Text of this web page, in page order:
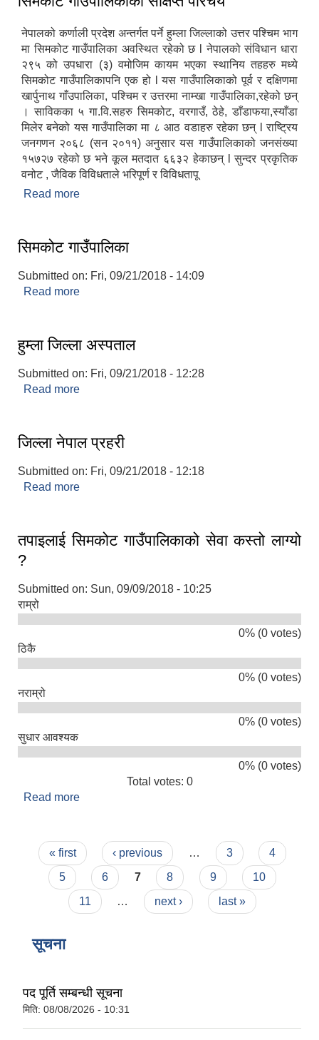
नेपालको कर्णाली प्रदेश अन्तर्गत पर्ने हुम्ला जिल्लाको उत्तर पश्‍चिम भाग
मा सिमकोट गाउँपालिका अवस्थित रहेको छ l नेपालको संविधान धारा
२९५ को उपधारा (३) वमोजिम कायम भएका स्थानिय तहहरु मध्ये
सिमकोट गाउँपालिकापनि एक हो l यस गाउँपालिकाको पूर्व र दक्षिणमा
खार्पुनाथ गाँउपालिका, पश्‍चिम र उत्तरमा नाम्खा गाउँपालिका,रहेको छन्
। साविकका ५ गा.वि.सहरु सिमकोट, वरगाउँ, ठेहे, डाँडाफया,स्याँडा
मिलेर बनेको यस गाउँपालिका मा ८ आठ वडाहरु रहेका छन् l राष्ट्रिय
जनगणन २०६८ (सन २०११) अनुसार यस गाउँपालिकाको जनसंख्या
१५७२७ रहेको छ भने कूल मतदात ६६३२ हेकाछन् l सुन्दर प्रकृतिक
वनोट , जैविक विविधताले भरिपूर्ण र विविधतापू
Read more
सिमकोट गाउँपालिका
Submitted on: Fri, 09/21/2018 - 14:09
Read more
हुम्ला जिल्ला अस्पताल
Submitted on: Fri, 09/21/2018 - 12:28
Read more
जिल्ला नेपाल प्रहरी
Submitted on: Fri, 09/21/2018 - 12:18
Read more
तपाइलाई सिमकोट गाउँपालिकाको सेवा कस्तो लाग्यो
?
Submitted on: Sun, 09/09/2018 - 10:25
राम्रो
0% (0 votes)
ठिकै
0% (0 votes)
नराम्रो
0% (0 votes)
सुधार आवश्यक
0% (0 votes)
Total votes: 0
Read more
Pages
« first ‹ previous … 3
4
5
6 7 8 9
10
11
… next › last »
सूचना
पद पूर्ति सम्बन्धी सूचना
मिति: 08/08/2026 - 10:31